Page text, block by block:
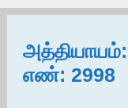
எண்: 2998